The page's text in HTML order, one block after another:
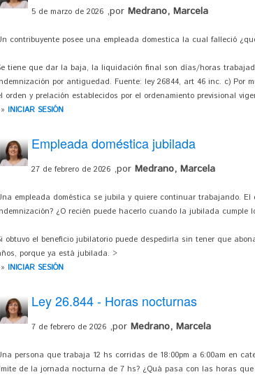
5 de marzo de 2026 ,por Medrano, Marcela
contribuyente posee una empleada domestica la cual falleció
tiene que dar la baja, la liquidación final son días/horas
por antiguedad. Fuente: ley 26844, art 46 inc. c)
orden y prelación establecidos por el ordenamiento previsional
INICIAR SESIÓN
Empleada doméstica jubilada
27 de febrero de 2026 ,por Medrano, Marcela
empleada doméstica se jubila y quiere continuar trabajando.
¿O recién puede hacerlo cuando la jubilada cumple
obtuvo el beneficio jubilatorio puede despedirla sin tener que
porque ya está jubilada. >
INICIAR SESIÓN
Ley 26.844 - Horas nocturnas
7 de febrero de 2026 ,por Medrano, Marcela
persona que trabaja 12 hs corridas de 18:00pm a 6:00am en
de la jornada nocturna de 7 hs? ¿Quá pasa con las horas